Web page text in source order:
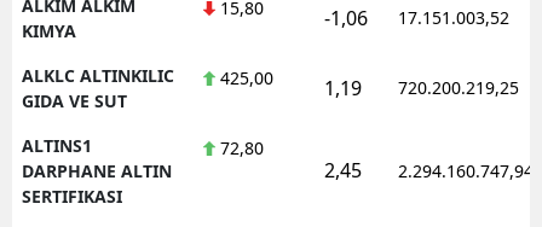
ALKIM ALKIM
KIMYA
15,80 -1,06 17.151.003,52
ALKLC ALTINKILIC
GIDA VE SUT
425,00 1,19 720.200.219,25
ALTINS1
DARPHANE ALTIN
SERTIFIKASI
72,80
2,45 2.294.160.747,94